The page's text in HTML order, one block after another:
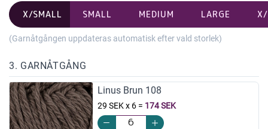
X/SMALL SMALL MEDIUM LARGE
(Garnåtgången uppdateras automatisk efter vald storlek)
3. GARNÅTGÅNG
Linus Brun 108
29 SEK x 6= 174 SEK